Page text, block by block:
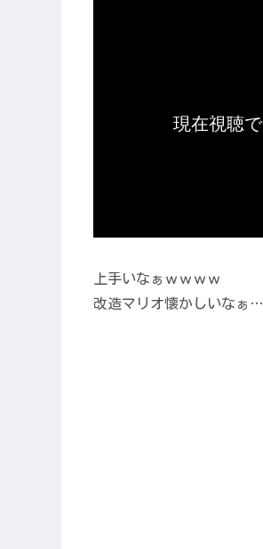
上手いなぁｗｗｗｗ
改造マリオ懐かしいなぁ…